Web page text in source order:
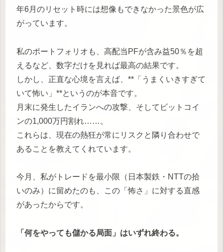
年6月のリセット時には想像もできなかった景色が広
がっています。
私のポートフォリオも、高配当PFが含み益50％を超
えるなど、数字だけを見れば最高の結果です。
しかし、正直な心境を言えば、**「うまくいきすぎて
いて怖い」**というのが本音です。
月末に発生したイランへの攻撃、そしてビットコイ
ンの1,000万円割れ……。
これらは、現在の熱狂が常にリスクと隣り合わせで
あることを教えてくれています。
今月、私がトレードを最小限（日本製鉄・NTTの拾
いのみ）に留めたのも、この「怖さ」に対する直感
があったからです。
「何をやっても儲かる局面」はいずれ終わる。